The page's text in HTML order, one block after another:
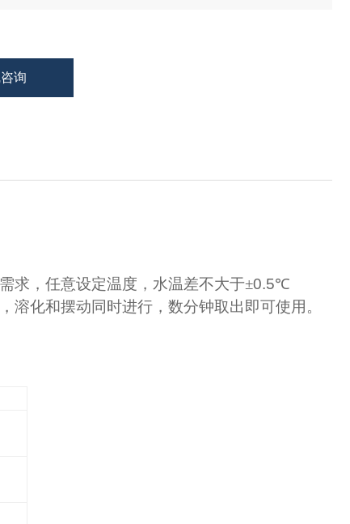
询
求，任意设定温度，水温差不大于±0.5℃
化和摆动同时进行，数分钟取出即可使用。